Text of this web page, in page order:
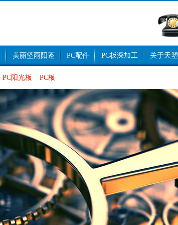
美丽坚雨阳蓬 PC配件 PC板深加工 关于天塑
PC阳光板 PC板